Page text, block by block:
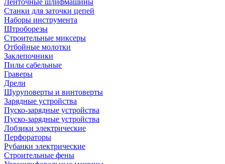
Ленточные шлифмашины
Станки для заточки цепей
Наборы инструмента
Штроборезы
Строительные миксеры
Отбойные молотки
Заклепочники
Пилы сабельные
Граверы
Дрели
Шуруповерты и винтоверты
Зарядные устройства
Пуско-зарядные устройства
Пуско-зарядные устройства
Лобзики электрические
Перфораторы
Рубанки электрические
Строительные фены